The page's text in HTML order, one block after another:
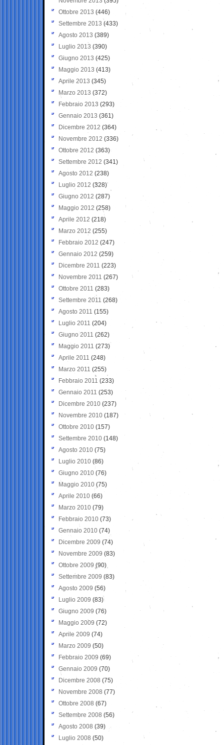
Ottobre 2013 (446)
Settembre 2013 (433)
Agosto 2013 (389)
Luglio 2013 (390)
Giugno 2013 (425)
Maggio 2013 (413)
Aprile 2013 (345)
Marzo 2013 (372)
Febbraio 2013 (293)
Gennaio 2013 (361)
Dicembre 2012 (364)
Novembre 2012 (336)
Ottobre 2012 (363)
Settembre 2012 (341)
Agosto 2012 (238)
Luglio 2012 (328)
Giugno 2012 (287)
Maggio 2012 (258)
Aprile 2012 (218)
Marzo 2012 (255)
Febbraio 2012 (247)
Gennaio 2012 (259)
Dicembre 2011 (223)
Novembre 2011 (267)
Ottobre 2011 (283)
Settembre 2011 (268)
Agosto 2011 (155)
Luglio 2011 (204)
Giugno 2011 (262)
Maggio 2011 (273)
Aprile 2011 (248)
Marzo 2011 (255)
Febbraio 2011 (233)
Gennaio 2011 (253)
Dicembre 2010 (237)
Novembre 2010 (187)
Ottobre 2010 (157)
Settembre 2010 (148)
Agosto 2010 (75)
Luglio 2010 (86)
Giugno 2010 (76)
Maggio 2010 (75)
Aprile 2010 (66)
Marzo 2010 (79)
Febbraio 2010 (73)
Gennaio 2010 (74)
Dicembre 2009 (74)
Novembre 2009 (83)
Ottobre 2009 (90)
Settembre 2009 (83)
Agosto 2009 (56)
Luglio 2009 (83)
Giugno 2009 (76)
Maggio 2009 (72)
Aprile 2009 (74)
Marzo 2009 (50)
Febbraio 2009 (69)
Gennaio 2009 (70)
Dicembre 2008 (75)
Novembre 2008 (77)
Ottobre 2008 (67)
Settembre 2008 (56)
Agosto 2008 (39)
Luglio 2008 (50)